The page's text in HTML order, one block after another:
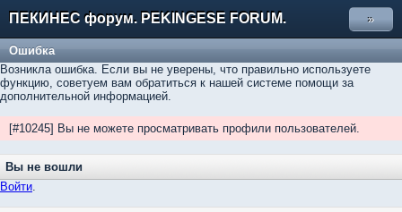
ПЕКИНЕС форум. PEKINGESE FORUM. »
Ошибка
Возникла ошибка. Если вы не уверены, что правильно используете
функцию, советуем вам обратиться к нашей системе помощи за
дополнительной информацией.
[#10245] Вы не можете просматривать профили пользователей.
Вы не вошли
Войти.